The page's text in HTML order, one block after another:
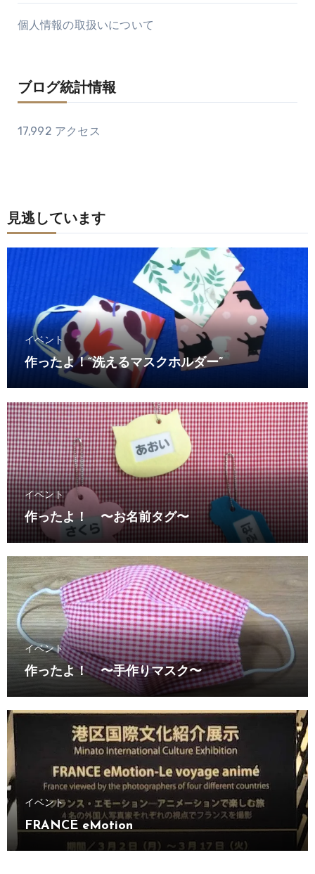
個人情報の取扱いについて
ブログ統計情報
17,992 アクセス
見逃しています
イベント
作ったよ！“洗えるマスクホルダー”
イベント
作ったよ！ 〜お名前タグ〜
イベント
作ったよ！ 〜手作りマスク〜
イベント
FRANCE eMotion